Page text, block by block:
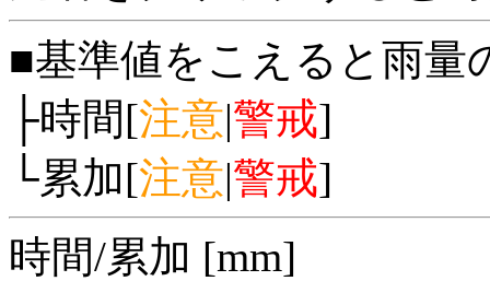
■基準値をこえると雨量
├時間[注意|警戒]
└累加[注意|警戒]
時間/累加 [mm]